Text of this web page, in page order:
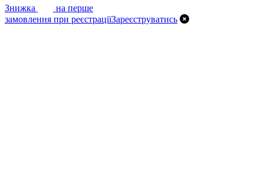
Знижка
на перше
замовлення при реєстраціїЗареєструватись